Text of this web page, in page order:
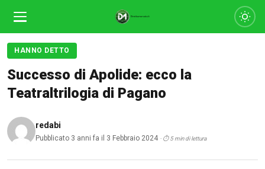
HANNO DETTO
Successo di Apolide: ecco la
Teatraltrilogia di Pagano
redabi
Pubblicato 3 anni fa il 3 Febbraio 2024 · ⏱ 5 min di lettura